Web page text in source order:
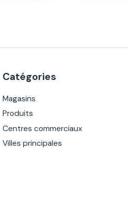
Catégories
Magasins
Produits
Centres commerciaux
Villes principales